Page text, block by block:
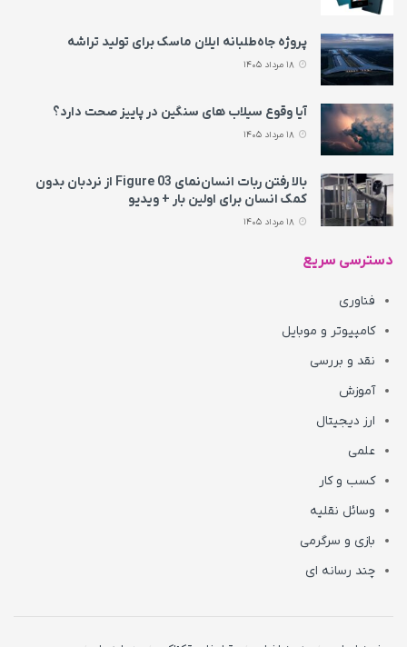
پروژه جاه‌طلبانه ایلان ماسک برای تولید تراشه
آیا وقوع سیلاب های سنگین در پاییز صحت دارد؟
بالا رفتن ربات انسان‌نمای Figure 03 از نردبان بدون
کمک انسان برای اولین بار + ویدیو
دسترسی سریع
فناوری
کامپیوتر و موبایل
نقد و بررسی
آموزش
ارز دیجیتال
علمی
کسب و کار
وسائل نقلیه
بازی و سرگرمی
چند رسانه ای